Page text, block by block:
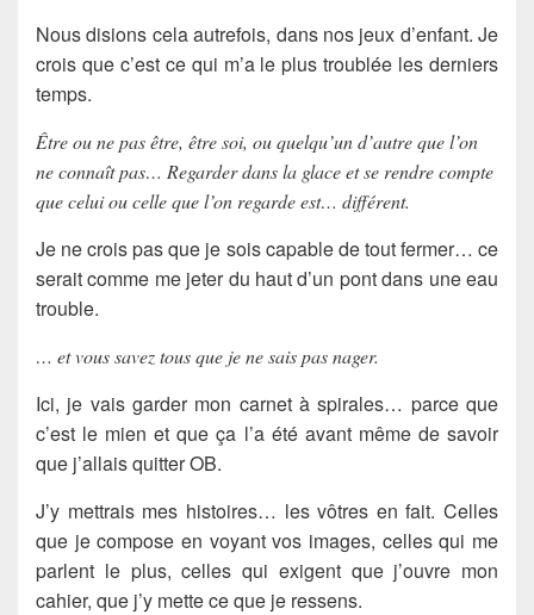
Nous disions cela autrefois, dans nos jeux d’enfant. Je
crois que c’est ce qui m’a le plus troublée les derniers
temps.
Être ou ne pas être, être soi, ou quelqu’un d’autre que l’on
ne connaît pas… Regarder dans la glace et se rendre compte
que celui ou celle que l’on regarde est… différent.
Je ne crois pas que je sois capable de tout fermer… ce
serait comme me jeter du haut d’un pont dans une eau
trouble.
… et vous savez tous que je ne sais pas nager.
Ici, je vais garder mon carnet à spirales… parce que
c’est le mien et que ça l’a été avant même de savoir
que j’allais quitter OB.
J’y mettrais mes histoires… les vôtres en fait. Celles
que je compose en voyant vos images, celles qui me
parlent le plus, celles qui exigent que j’ouvre mon
cahier, que j’y mette ce que je ressens.